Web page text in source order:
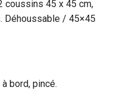
coussins 45 x 45 cm,
Déhoussable / 45×45
bord, pincé.